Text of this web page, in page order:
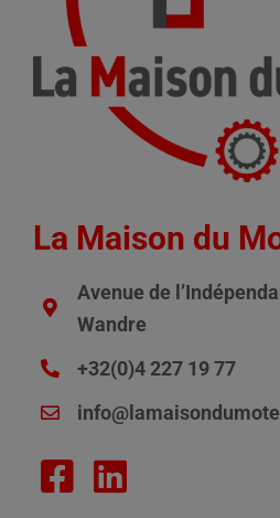
La Maison du
Avenue de
Wandre
+32(0)4 227 19 77